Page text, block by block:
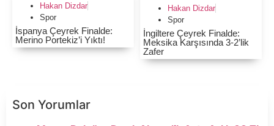
Hakan Dizdar
Spor
İspanya Çeyrek Finalde:
Merino Portekiz’i Yıktı!
Hakan Dizdar
Spor
İngiltere Çeyrek Finalde:
Meksika Karşısında 3-2’lik
Zafer
Son Yorumlar